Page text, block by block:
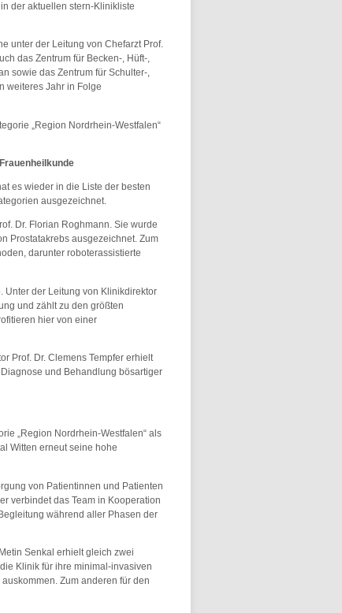
der aktuellen stern-Klinikliste
unter der Leitung von Chefarzt Prof.
das Zentrum für Becken-, Hüft-,
sowie das Zentrum für Schulter-,
weiteres Jahr in Folge
„Region Nordrhein-Westfalen“
es wieder in die Liste der besten
ausgezeichnet.
Dr. Florian Roghmann. Sie wurde
Prostatakrebs ausgezeichnet. Zum
darunter roboterassistierte
Unter der Leitung von Klinikdirektor
und zählt zu den größten
hier von einer
Prof. Dr. Clemens Tempfer erhielt
und Behandlung bösartiger
„Region Nordrhein-Westfalen“ als
Witten erneut seine hohe
von Patientinnen und Patienten
verbindet das Team in Kooperation
während aller Phasen der
Senkal erhielt gleich zwei
Klinik für ihre minimal-invasiven
Zum anderen für den